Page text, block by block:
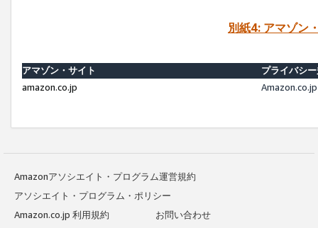
別紙4: アマゾン
アマゾン・サイト
プライバシ
amazon.co.jp
Amazonアソシエイト・プログラム運営規約
アソシエイト・プログラム・ポリシー
Amazon.co.jp 利用規約
お問い合わせ